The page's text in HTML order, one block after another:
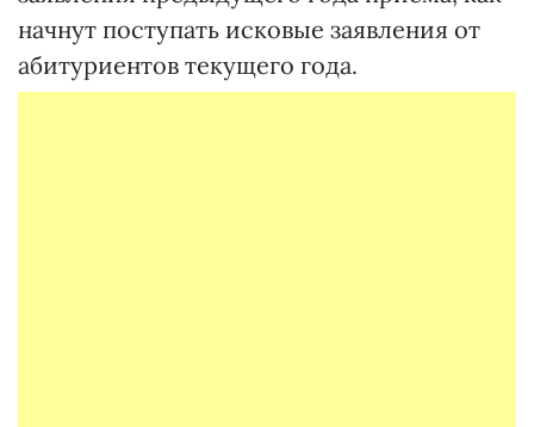
начнут поступать исковые заявления от
абитуриентов текущего года.